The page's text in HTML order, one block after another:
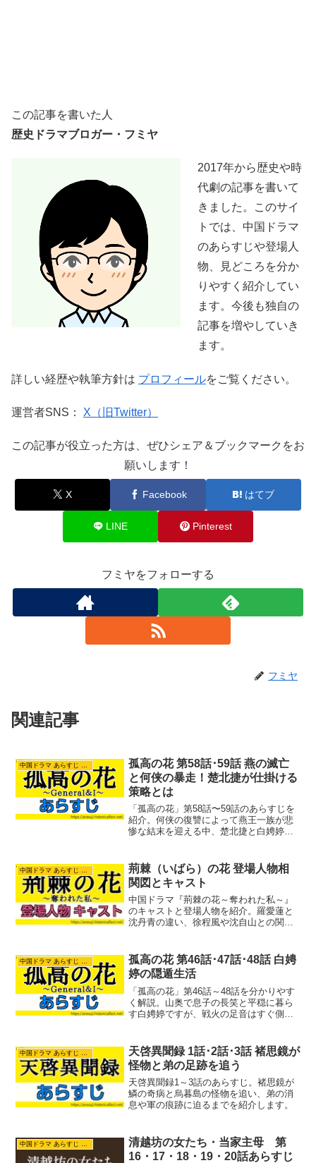
この記事を書いた人
歴史ドラマブロガー・フミヤ
2017年から歴史や時
代劇の記事を書いて
きました。このサイ
トでは、中国ドラマ
のあらすじや登場人
物、見どころを分か
りやすく紹介してい
ます。今後も独自の
記事を増やしていき
ます。
詳しい経歴や執筆方針は プロフィールをご覧ください。
運営者SNS： X（旧Twitter）
この記事が役立った方は、ぜひシェア＆ブックマークをお
願いします！
X Facebook はてブ
LINE Pinterest
フミヤをフォローする
フミヤ
関連記事
孤高の花 第58話･59話 燕の滅亡
と何侠の暴走！楚北捷が仕掛ける
策略とは
「孤高の花」第58話〜59話のあらすじを
紹介。何侠の復讐によって燕王一族が悲
惨な結末を迎える中、楚北捷と白娉婷は
に走る何侠をどう追い詰めていくのか。
物語がクライマックスへと向かう、形勢
逆転のドラマから目が離せません。
中国ドラマ あらすじ ネタバレ
荊棘（いばら）の花 登場人物相
関図とキャスト
中国ドラマ『荊棘の花～奪われた私～』
のキャストと登場人物を紹介。羅愛蓮と
沈丹青の違い、徐程風や沈自山との関
中国ドラマ あらすじ ネタバレ
孤高の花 第46話･47話･48話 白娉
婷の隠遁生活
「孤高の花」第46話～48話を分かりやす
く解説。山奥で息子の長笑と平穏に暮ら
す白娉婷ですが、戦火の足音はすぐ側ま
や、何侠が仕掛ける恐るべき経済戦の罠
など見どころを歴史の裏話とともにお届
けします。
天啓異聞録 1話･2話･3話 褚思鏡が
怪物と弟の足跡を追う
天啓異聞録1～3話のあらすじ。褚思鏡が
鱗の奇病と烏暮島の怪物を追い、弟の消
息や軍の痕跡に迫るまでを紹介します。
中国ドラマ あらすじ ネタバレ
清越坊の女たち・当家主母 第
16・17・18・19・20話あらすじ